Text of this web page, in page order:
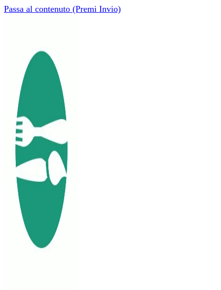
Passa al contenuto (Premi Invio)